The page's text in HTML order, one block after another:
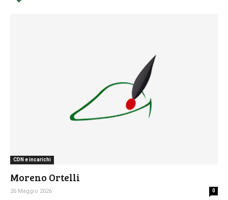
CDN e incarichi
Moreno Ortelli
26 Maggio 2026 0